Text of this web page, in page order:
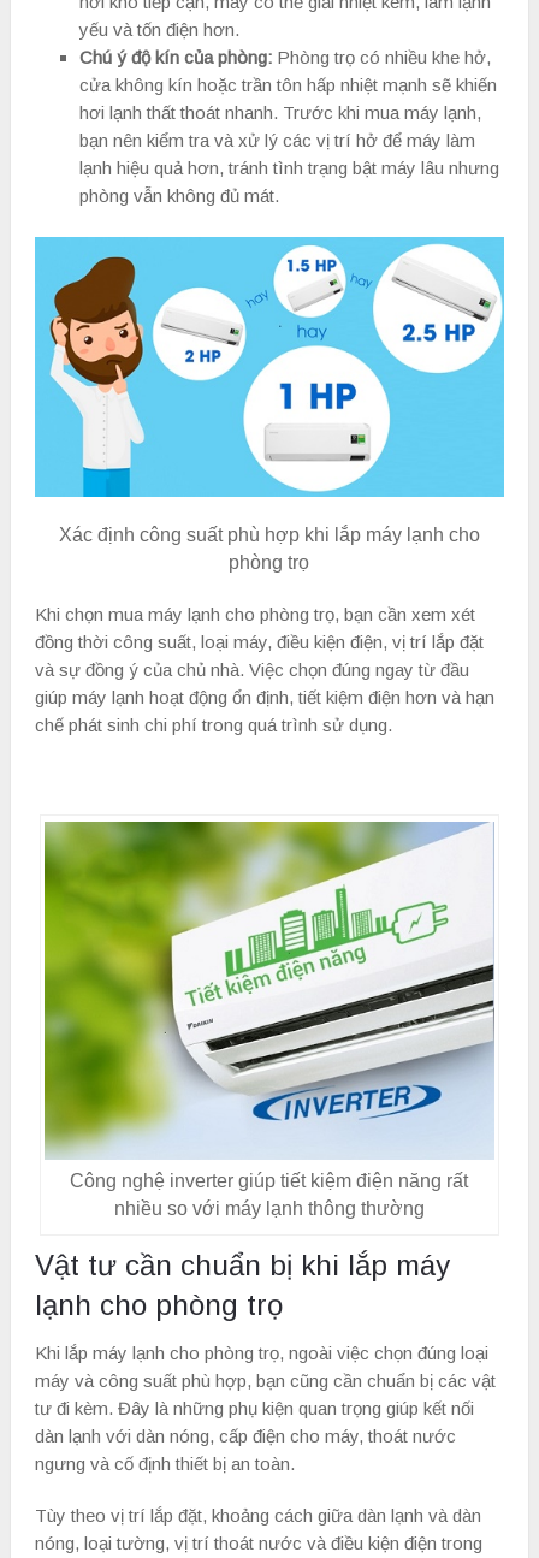
yếu và tốn điện hơn.
Chú ý độ kín của phòng: Phòng trọ có nhiều khe hở,
cửa không kín hoặc trần tôn hấp nhiệt mạnh sẽ khiến
hơi lạnh thất thoát nhanh. Trước khi mua máy lạnh,
bạn nên kiểm tra và xử lý các vị trí hở để máy làm
lạnh hiệu quả hơn, tránh tình trạng bật máy lâu nhưng
phòng vẫn không đủ mát.
Xác định công suất phù hợp khi lắp máy lạnh cho
phòng trọ
Khi chọn mua máy lạnh cho phòng trọ, bạn cần xem xét
đồng thời công suất, loại máy, điều kiện điện, vị trí lắp đặt
và sự đồng ý của chủ nhà. Việc chọn đúng ngay từ đầu
giúp máy lạnh hoạt động ổn định, tiết kiệm điện hơn và hạn
chế phát sinh chi phí trong quá trình sử dụng.
Công nghệ inverter giúp tiết kiệm điện năng rất
nhiều so với máy lạnh thông thường
Vật tư cần chuẩn bị khi lắp máy
lạnh cho phòng trọ
Khi lắp máy lạnh cho phòng trọ, ngoài việc chọn đúng loại
máy và công suất phù hợp, bạn cũng cần chuẩn bị các vật
tư đi kèm. Đây là những phụ kiện quan trọng giúp kết nối
dàn lạnh với dàn nóng, cấp điện cho máy, thoát nước
ngưng và cố định thiết bị an toàn.
Tùy theo vị trí lắp đặt, khoảng cách giữa dàn lạnh và dàn
nóng, loại tường, vị trí thoát nước và điều kiện điện trong